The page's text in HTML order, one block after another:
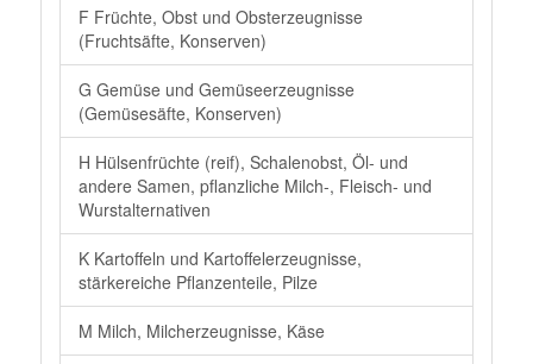
F Früchte, Obst und Obsterzeugnisse
(Fruchtsäfte, Konserven)
G Gemüse und Gemüseerzeugnisse
(Gemüsesäfte, Konserven)
H Hülsenfrüchte (reif), Schalenobst, Öl- und
andere Samen, pflanzliche Milch-, Fleisch- und
Wurstalternativen
K Kartoffeln und Kartoffelerzeugnisse,
stärkereiche Pflanzenteile, Pilze
M Milch, Milcherzeugnisse, Käse